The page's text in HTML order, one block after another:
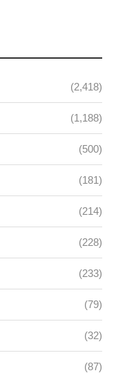
(2,418)
(1,188)
(500)
(181)
(214)
(228)
(233)
(79)
(32)
(87)